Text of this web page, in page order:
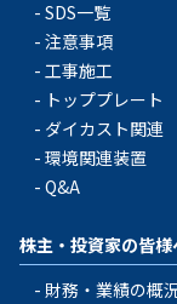
SDS一覧
注意事項
工事施工
トッププレート
ダイカスト関連
環境関連装置
Q&A
株主・投資家の皆様
財務・業績の概